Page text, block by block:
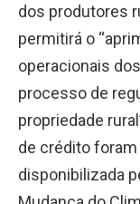
dos produtores
permitirá o
operacionais
processo de
propriedade
de crédito
disponibilizada